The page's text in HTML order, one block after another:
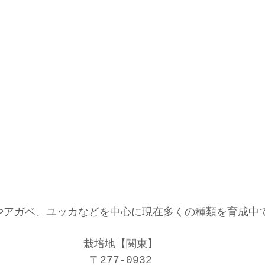
アガベ、ユッカなどを中心に現在多くの種類を育成中
栽培地【関東】
〒277-0932